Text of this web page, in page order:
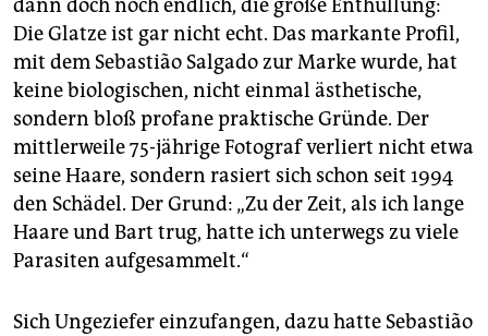
unterstützen
abo
genossenschaft
epaper login
dann doch noch endlich, die große Enthüllung:
Die Glatze ist gar nicht echt. Das markante Profil,
mit dem Sebastião Salgado zur Marke wurde, hat
keine biologischen, nicht einmal ästhetische,
sondern bloß profane praktische Gründe. Der
mittlerweile 75-jährige Fotograf verliert nicht etwa
seine Haare, sondern rasiert sich schon seit 1994
den Schädel. Der Grund: „Zu der Zeit, als ich lange
Haare und Bart trug, hatte ich unterwegs zu viele
Parasiten aufgesammelt.“
Sich Ungeziefer einzufangen, dazu hatte Sebastião